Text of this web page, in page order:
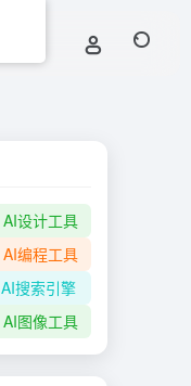
AI设计工具
AI编程工具
AI搜索引擎
AI图像工具